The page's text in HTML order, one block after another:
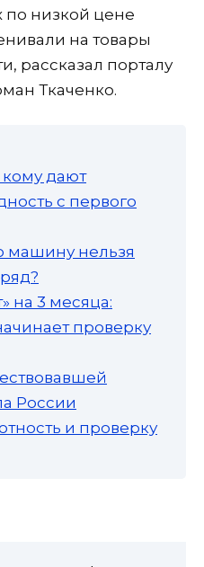
по низкой цене
на товары
рассказал порталу
Ткаченко.
дают
с первого
машину нельзя
на 3 месяца:
проверку
России
и проверку